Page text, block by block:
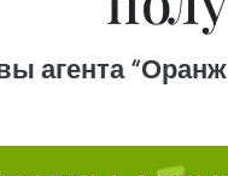
агента